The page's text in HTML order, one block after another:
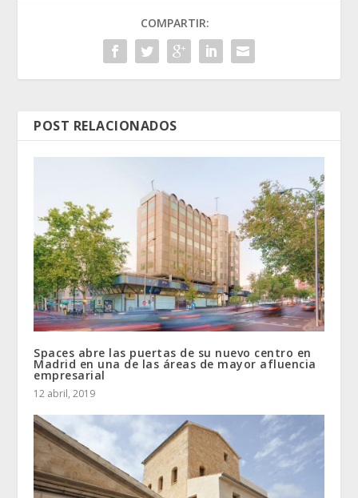
COMPARTIR:
POST RELACIONADOS
Spaces abre las puertas de su nuevo centro en
Madrid en una de las áreas de mayor afluencia
empresarial
12 abril, 2019